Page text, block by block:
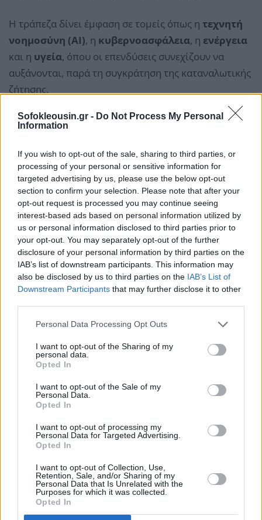
Sofokleousin.gr - Do Not Process My Personal
Information
If you wish to opt-out of the sale, sharing to third parties, or
processing of your personal or sensitive information for
targeted advertising by us, please use the below opt-out
section to confirm your selection. Please note that after your
opt-out request is processed you may continue seeing
interest-based ads based on personal information utilized by
us or personal information disclosed to third parties prior to
your opt-out. You may separately opt-out of the further
disclosure of your personal information by third parties on the
IAB’s list of downstream participants. This information may
also be disclosed by us to third parties on the IAB’s List of
Downstream Participants that may further disclose it to other
Personal Data Processing Opt Outs
I want to opt-out of the Sharing of my
personal data.
Opted In
I want to opt-out of the Sale of my
Personal Data.
Opted In
I want to opt-out of processing my
Personal Data for Targeted Advertising.
Opted In
I want to opt-out of Collection, Use,
Retention, Sale, and/or Sharing of my
Personal Data that Is Unrelated with the
Purposes for which it was collected.
Opted In
Η τράπεζα δίνει έμφαση σε τομείς όπως η τεχνητή
νοημοσύνη (AI), η κυβερνοασφάλεια, η ενέργεια
και η υγεία, όπου οι επενδύσεις συνεχίζουν να
αυξάνονται, παρά τη συγκράτηση της καταναλωτικής
ζήτησης.
Αντίθετα, ηΕυρώπηαντιμετωπίζει χαμηλότερη
αναπτυξιακή δυναμική, εξαιτίας της ενεργειακής